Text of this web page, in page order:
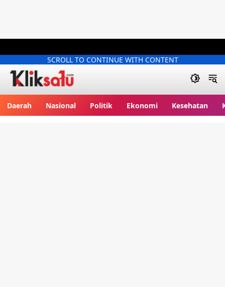
SCROLL TO CONTINUE WITH CONTENT
Daerah Nasional Politik Ekonomi Kesehatan